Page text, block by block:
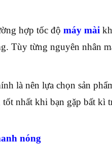
hợp tốc độ máy mài
Tùy từng nguyên nhân
là nên lựa chọn sản
nhất khi bạn gặp bất kì
nóng